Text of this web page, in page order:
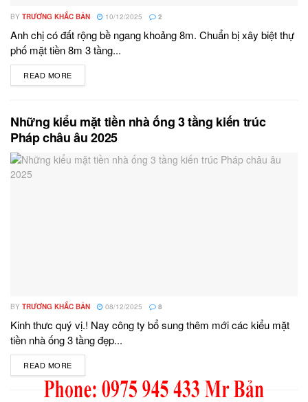
BY TRƯƠNG KHẮC BẢN 10/12/2025 2
Anh chị có đất rộng bề ngang khoảng 8m. Chuẩn bị xây biệt thự
phố mặt tiền 8m 3 tầng...
READ MORE
Những kiểu mặt tiền nhà ống 3 tầng kiến trúc
Pháp châu âu 2025
BY TRƯƠNG KHẮC BẢN 08/12/2025 8
Kinh thưc quý vị.! Nay công ty bổ sung thêm mới các kiểu mặt
tiền nhà ống 3 tầng đẹp...
READ MORE